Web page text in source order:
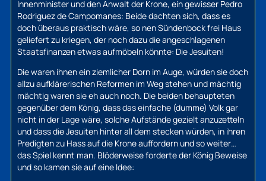
Innenminister und den Anwalt der Krone, ein gewisser Pedro
Rodriguez de Campomanes: Beide dachten sich, dass es
doch überaus praktisch wäre, so nen Sündenbock frei Haus
geliefert zu kriegen, der noch dazu die angeschlagenen
Staatsfinanzen etwas aufmöbeln könnte: Die Jesuiten!
Die waren ihnen ein ziemlicher Dorn im Auge, würden sie doch
allzu aufklärerischen Reformen im Weg stehen und mächtig
mächtig waren sie eh auch noch. Die beiden behaupteten
gegenüber dem König, dass das einfache (dumme) Volk gar
nicht in der Lage wäre, solche Aufstände gezielt anzuzetteln
und dass die Jesuiten hinter all dem stecken würden, in ihren
Predigten zu Hass auf die Krone auffordern und so weiter…
das Spiel kennt man. Blöderweise forderte der König Beweise
und so kamen sie auf eine Idee: